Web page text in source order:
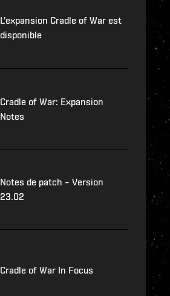
L'expansion Cradle of War est
disponible
Cradle of War: Expansion
Notes
Notes de patch – Version
23.02
Cradle of War In Focus